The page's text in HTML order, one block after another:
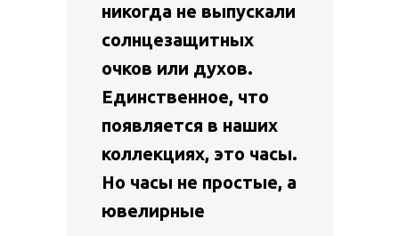
никогда не выпускали
солнцезащитных
очков или духов.
Единственное, что
появляется в наших
коллекциях, это часы.
Но часы не простые, а
ювелирные